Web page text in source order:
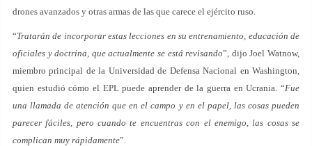
drones avanzados y otras armas de las que carece el ejército ruso.
“Tratarán de incorporar estas lecciones en su entrenamiento, educación de
oficiales y doctrina, que actualmente se está revisando”, dijo Joel Watnow,
miembro principal de la Universidad de Defensa Nacional en Washington,
quien estudió cómo el EPL puede aprender de la guerra en Ucrania. “Fue
una llamada de atención que en el campo y en el papel, las cosas pueden
parecer fáciles, pero cuando te encuentras con el enemigo, las cosas se
complican muy rápidamente”.